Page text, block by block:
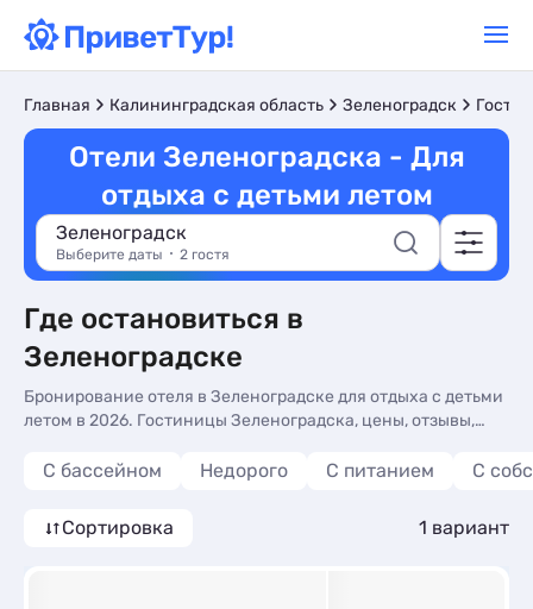
Главная Калининградская область Зеленоградск
Отели Зеленоградска - Для
отдыха с детьми летом
Зеленоградск
Выберите даты 2 гостя
Где остановиться в
Зеленоградске
Бронирование отеля в Зеленоградске для отдыха с детьми
летом в 2026. Гостиницы Зеленоградска, цены, отзывы,
С бассейном Недорого С питанием С
Сортировка 1 вариант